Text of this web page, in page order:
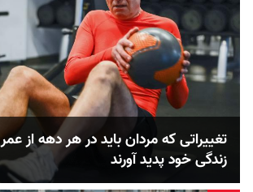
تغییراتی که مردان باید در هر دهه از
زندگی خود پدید آورند